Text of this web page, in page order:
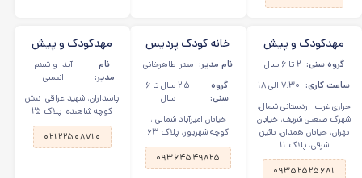
مهدکودک و پیش
دبستانی گل بابونه در
خرازی، اردستانی
گروه سنی: ۲ تا ۶ سال
ساعت کاری: ۷:۳۰ الی ۱۸
خرازی غرب، اردستانی شمال،
شهرک صنعتی شریف، خیابان
تهران، خیابان همدان، نائین
شرقی، پلاک ۱۱
۰۹۳۵۲۵۲۵۶۸۱
خانه کودک پردیس
امیرآباد، سیندخت
نام مدیر: میترا طاهرخانی
گروه
سنی:
۲.۵ سال تا ۶
سال
خیابان امیرآباد شمالی ،
کوچه شهریور، پلاک ۶۳
۰۹۳۶۴۵۴۹۸۲۵
مهدکودک و پیش
دبستانی دوزبانه آرا
گل در پاسداران
نام
مدیر:
آیدا و شبنم
انیسی
پاسداران، شهید عراقی، نبش
کوچه شاهنده، پلاک ۲۵
۰۲۱۲۲۵۰۸۷۱۰